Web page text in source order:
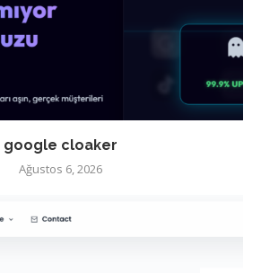
google cloaker
Ağustos 6, 2026